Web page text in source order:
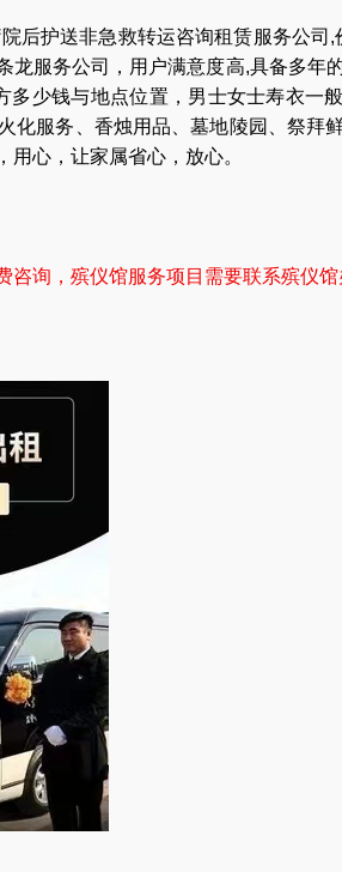
后护送非急救转运咨询租赁服务公司 ,
龙服务公司
，用户满意度高,具备多年
多少钱与地点位置 ， 男士女士寿衣一
火化服务 香烛用品 、墓地陵园 、祭拜
用心，让家属省心，放心。
咨询，殡仪馆服务项目需要联系殡仪馆